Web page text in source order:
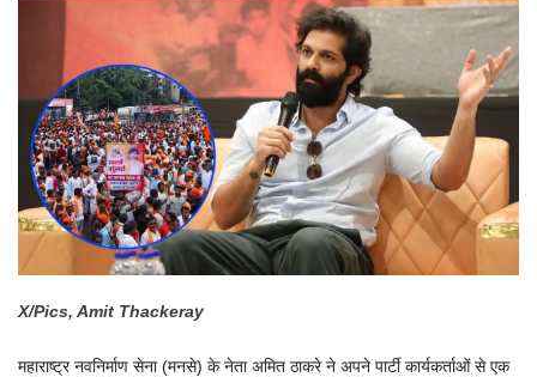
X/Pics, Amit Thackeray
महाराष्ट्र नवनिर्माण सेना (मनसे) के नेता अमित ठाकरे ने अपने पार्टी कार्यकर्ताओं से एक